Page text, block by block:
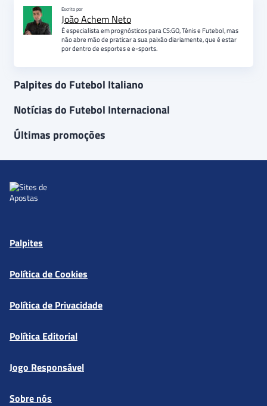
Escrito por
João Achem Neto
É especialista em prognósticos para CS:GO, Tênis e Futebol, mas
não abre mão de praticar a sua paixão diariamente, que é estar
por dentro de esportes e e-sports.
Palpites do Futebol Italiano
Notícias do Futebol Internacional
Últimas promoções
Palpites
Política de Cookies
Política de Privacidade
Política Editorial
Jogo Responsável
Sobre nós